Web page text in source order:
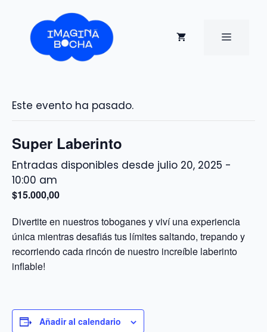
contenido
MENÚ
Este evento ha pasado.
Super Laberinto
julio 20, 2025 -
10:00 am
$15.000,00
Divertite en nuestros toboganes y viví una experiencia
única mientras desafiás tus límites saltando, trepando y
recorriendo cada rincón de nuestro increíble laberinto
inflable!
Añadir al calendario